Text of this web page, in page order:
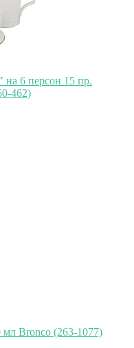
на 6 персон 15 пр.
462)
Bronco (263-1077)